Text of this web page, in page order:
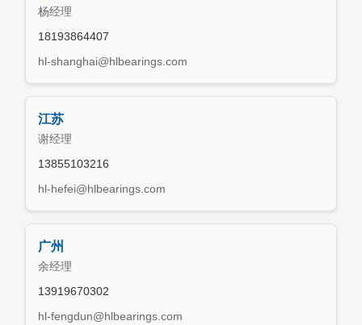
杨经理
18193864407
hl-shanghai@hlbearings.com
江苏
谢经理
13855103216
hl-hefei@hlbearings.com
广州
余经理
13919670302
hl-fengdun@hlbearings.com